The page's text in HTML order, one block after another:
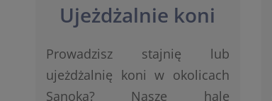
Ujeżdżalnie koni
Prowadzisz stajnię lub
ujeżdżalnię koni w okolicach
Sanoka? Nasze hale